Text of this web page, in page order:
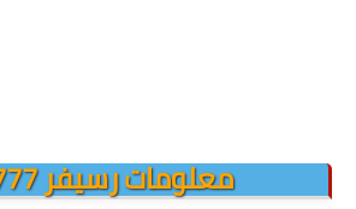
معلومات رسيفر Train 777